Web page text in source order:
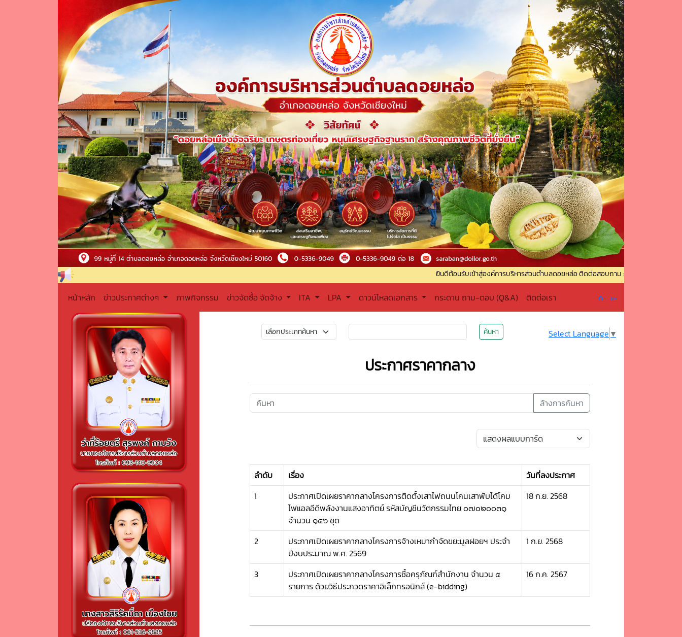
ยินดีต้อนรับเข้าสู่องค์การบริหารส่วนตำบลดอยหล่อ ติดต่อสอบถาม : ☎️ โทรศัพท์ : 0-5336-9049 ☎️ โทร
หน้าหลัก ข่าวประกาศต่างๆ ภาพกิจกรรม ข่าวจัดซื้อ จัดจ้าง ITA LPA ดาวน์โหลดเอกสาร กระดาน ถาม-ตอบ (Q&A) ติดต่อเรา ก+ ก-
ค้นหา Select Language ▼
ประกาศราคากลาง
ล้างการค้นหา
ลำดับ เรื่อง
วันที่ลงประกาศ
1
ประกาศเปิดเผยราคากลางโครงการติดตั้งเสาไฟถนนโคนเสาพับได้โคม
ไฟแอลอีดีพลังงานแสงอาทิตย์ รหัสบัญชีนวัตกรรมไทย ๐๗๐๒๐๐๓๑
จำนวน ๑๕๖ ชุด
18 ก.ย. 2568
2
ประกาศเปิดเผยราคากลางโครงการจ้างเหมากำจัดขยะมูลฝอยฯ ประจำ
ปีงบประมาณ พ.ศ. 2569
1 ก.ย. 2568
3
ประกาศเปิดเผยราคากลางโครงการซื้อครุภัณฑ์สำนักงาน จำนวน ๕
รายการ ด้วยวิธีประกวดราคาอิเล็กทรอนิกส์ (e-bidding)
16 ก.ค. 2567